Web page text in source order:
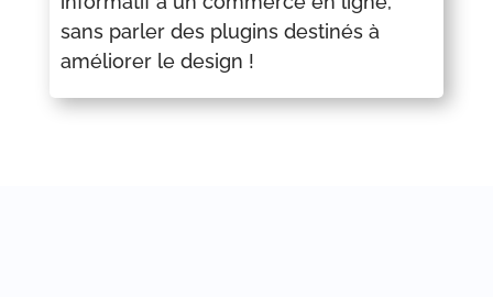
sans parler des plugins destinés à
améliorer le design !